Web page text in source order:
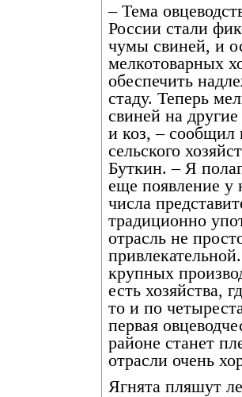
– Тема
России стали
чумы свиней, и
мелкотоварных
обеспечить
стаду. Теперь
свиней на
и коз, – сообщил
сельского
Буткин. – Я
еще появление у
числа
традиционно
отрасль не
крупных
есть хозяйства,
то и по
первая
районе станет
отрасли очень
Ягнята пляшут